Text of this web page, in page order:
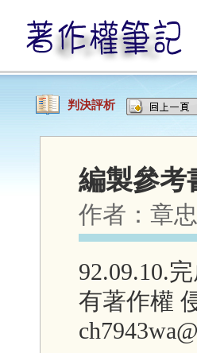
判決評析
編製參考
作者： 章
92.09.10.
有著作權